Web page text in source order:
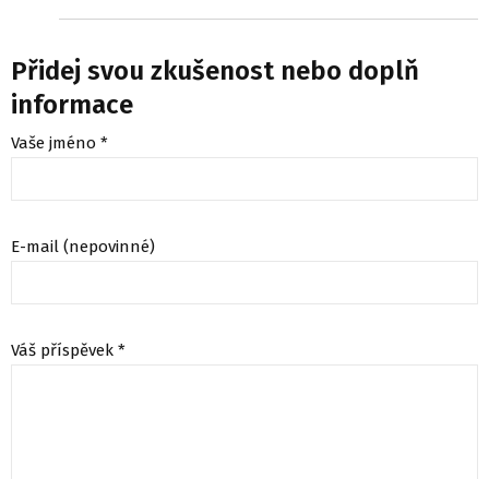
Přidej svou zkušenost nebo doplň
informace
Vaše jméno *
E-mail (nepovinné)
Váš příspěvek *